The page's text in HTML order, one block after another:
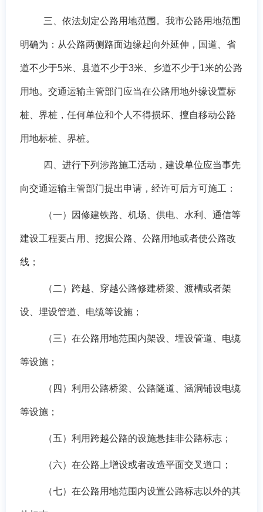
三、依法划定公路用地范围。我市公路用地范围
明确为：从公路两侧路面边缘起向外延伸，国道、省
道不少于5米、县道不少于3米、乡道不少于1米的公路
用地。交通运输主管部门应当在公路用地外缘设置标
桩、界桩，任何单位和个人不得损坏、擅自移动公路
用地标桩、界桩。
四、进行下列涉路施工活动，建设单位应当事先
向交通运输主管部门提出申请，经许可后方可施工：
（一）因修建铁路、机场、供电、水利、通信等
建设工程要占用、挖掘公路、公路用地或者使公路改
线；
（二）跨越、穿越公路修建桥梁、渡槽或者架
设、埋设管道、电缆等设施；
（三）在公路用地范围内架设、埋设管道、电缆
等设施；
（四）利用公路桥梁、公路隧道、涵洞铺设电缆
等设施；
（五）利用跨越公路的设施悬挂非公路标志；
（六）在公路上增设或者改造平面交叉道口；
（七）在公路用地范围内设置公路标志以外的其